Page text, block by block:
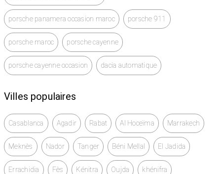
porsche panamera occasion maroc porsche 911
porsche maroc porsche cayenne
porsche cayenne occasion dacia automatique
Villes populaires
Casablanca Agadir Rabat Al Hoceïma Marrakech
Meknès Nador Tanger Béni Mellal El Jadida
Errachidia Fès Kénitra Oujda khénifra